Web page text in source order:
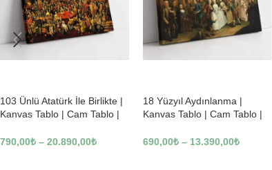
103 Ünlü Atatürk İle Birlikte |
Kanvas Tablo | Cam Tablo |
790,00₺ – 20.890,00₺
18 Yüzyıl Aydınlanma |
Kanvas Tablo | Cam Tablo |
690,00₺ – 13.390,00₺